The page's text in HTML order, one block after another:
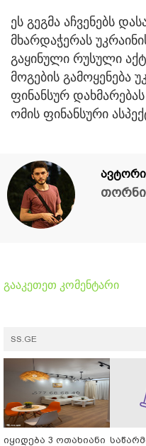
ეს გეგმა აჩვენებს
მხარდაჭერას
გაყინული რუსული
მოგების გამოყენება
ფინანსურ
ომის ფინანსური
გააკეთეთ კომენტარი
SS.GE
იყიდება 3 ოთახიანი